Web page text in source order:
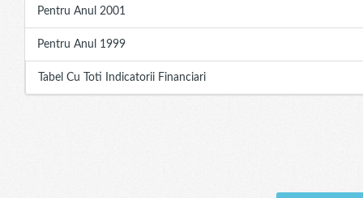
Pentru Anul 2001
Pentru Anul 1999
Tabel Cu Toti Indicatorii Financiari